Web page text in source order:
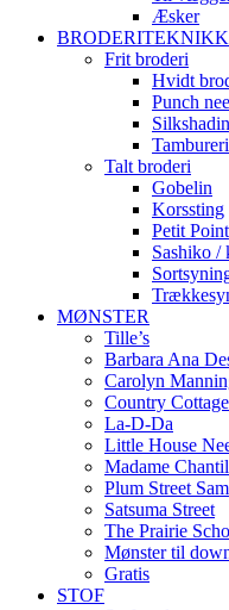
Æsker
Frit broderi
Hvidt
Punch
Talt broderi
Gobelin
Korssting
Petit Point
Sashiko /
MØNSTER
Tille’s
Barbara Ana
Carolyn
Country
La-D-Da
Little House
Madame
Plum Street
Satsuma Street
The Prairie
Mønster til
Gratis
STOF